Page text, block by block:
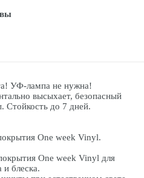
УФ-лампа не нужна!
высыхает, безопасный
Стойкость до 7 дней.
One week Vinyl.
One week Vinyl для
и блеска.